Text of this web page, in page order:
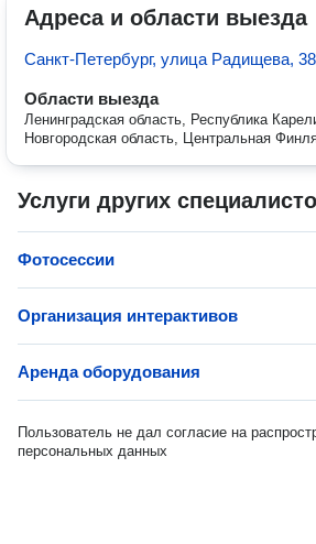
Адреса и области выезда
Санкт-Петербург, улица Радищева,
Области выезда
Ленинградская область, Республика
Новгородская область, Центральная
Услуги других
Фотосессии
Организация интерактивов
Аренда оборудования
Пользователь не дал согласие на
персональных данных